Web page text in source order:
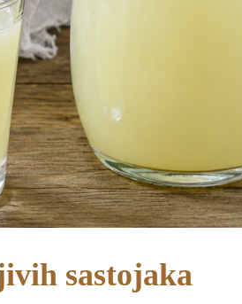
sastojaka